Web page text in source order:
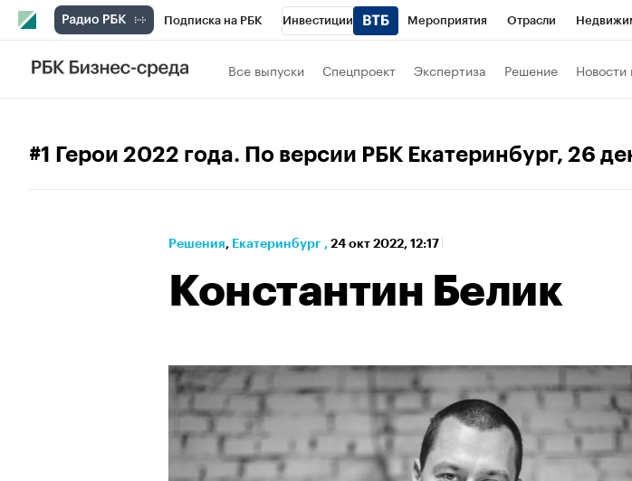
Подписка на РБК Инвестиции Мероприятия Отрасли
РБК Вино
Спецпроекты СПб
Все выпуски Спецпроект Экспертиза Решение Новости
#1 Герои 2022 года. По версии РБК Екатеринбург, 26
Решения⁠, Екатеринбург , 24 окт 2022, 12:17
Константин Белик